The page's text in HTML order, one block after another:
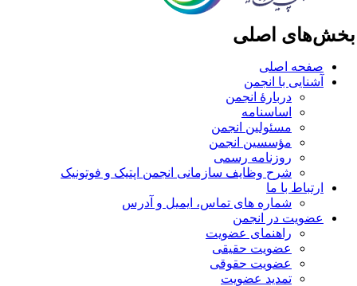
اصلی
صفحه اصلی
آشنایی با انجمن
دربارۀ انجمن
اساسنامه
مسئولین انجمن
مؤسسین انجمن
روزنامه رسمی
شرح وظایف سازمانی انجمن اپتیک و فوتونیک
ارتباط با ما
شماره های تماس، ایمیل و آدرس
عضویت در انجمن
راهنمای عضویت
عضویت حقیقی
عضویت حقوقی
تمدید عضویت